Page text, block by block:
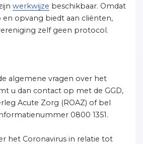
werkwijze beschikbaar. Omdat
en opvang biedt aan cliënten,
zelf geen protocol.
algemene vragen over het
u dan contact op met de GGD,
Acute Zorg (ROAZ) of bel
0800 1351.
het Coronavirus in relatie tot